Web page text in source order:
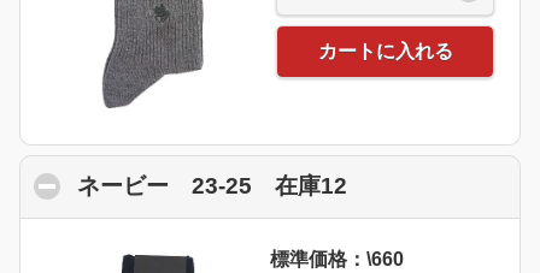
カートに入れる
ネービー 23-25 在庫12
標準価格：\660